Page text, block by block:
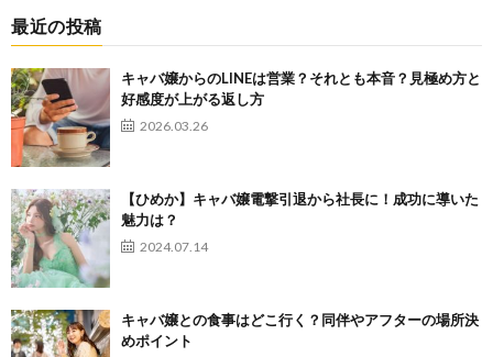
最近の投稿
キャバ嬢からのLINEは営業？それとも本音？見極め方と
好感度が上がる返し方
2026.03.26
【ひめか】キャバ嬢電撃引退から社長に！成功に導いた
魅力は？
2024.07.14
キャバ嬢との食事はどこ行く？同伴やアフターの場所決
めポイント